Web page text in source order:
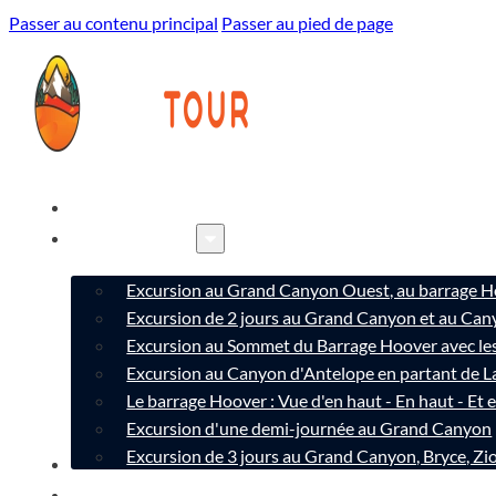
Passer au contenu principal Passer au pied de page
Excursion au Grand Canyon Ouest, au barrage
Excursion de 2 jours au Grand Canyon et au
Excursion au Sommet du Barrage Hoover avec
Excursion au Canyon d'Antelope en partant de
Le barrage Hoover : Vue d'en haut - En haut - Et
Excursion d'une demi-journée au Grand Canyon
Excursion de 3 jours au Grand Canyon, Bryce,
A PROPOS